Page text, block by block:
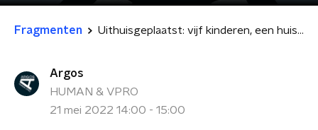
Fragmenten Uithuisgeplaatst: vijf kinderen, een huis en hun voogd
Argos
HUMAN & VPRO
21 mei 2022 14:00 - 15:00